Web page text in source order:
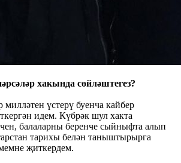
хакында сөйләштегез?
үстерү буенча кайбер
идем. Күбрәк шул хакта
балаларны беренче сыйныфта алып
тарихы белән таныштырырга
җиткердем.